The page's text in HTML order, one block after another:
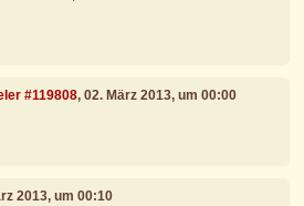
#119808, 02. März 2013, um 00:00
2013, um 00:10